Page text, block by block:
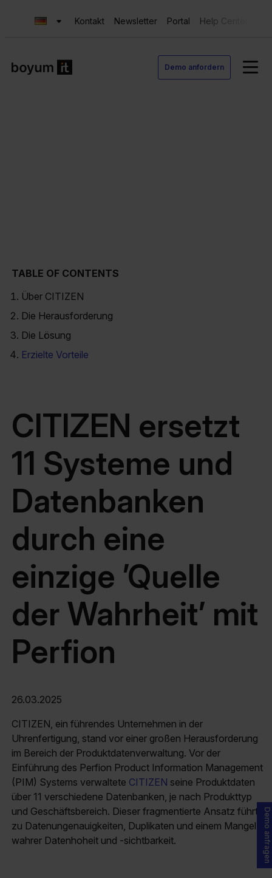
Kontakt Newsletter Portal Help Center
Demo anfordern
TABLE OF CONTENTS
Über CITIZEN
Die Herausforderung
Die Lösung
Erzielte Vorteile
CITIZEN ersetzt
11 Systeme und
Datenbanken
durch eine
einzige ’Quelle
der Wahrheit’ mit
Perfion
26.03.2025
CITIZEN, ein führendes Unternehmen in der
Uhrenfertigung, stand vor einer großen Herausforderung
im Bereich der Produktdatenverwaltung. Vor der
Einführung des Perfion Product Information Management
(PIM) Systems verwaltete CITIZEN seine Produktdaten
über 11 verschiedene Datenbanken, je nach Produkttyp
und Geschäftsbereich. Dieser fragmentierte Ansatz führte
zu Datenungenauigkeiten, Duplikaten und einem Mangel an
wahrer Datenhoheit und -sichtbarkeit.
Demo anfragen